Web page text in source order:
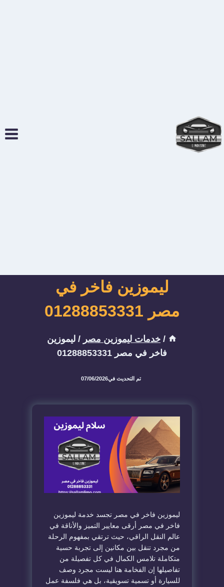
ليموزين فاخر في
مصر 01288853331
/ خدمات ليموزين مصر / ليموزين
فاخر في مصر 01288853331
تم التحديث في07/06/2026
ليموزين فاخر في مصر تجسد خدمة ليموزين
فاخر في مصر أرقى معايير التميز والأناقة في
عالم النقل الراقي، حيث ترتقي بمفهوم الرحلة
من مجرد تنقل بين مكانين إلى تجربة حسية
متكاملة تلامس الكمال في كل تفصيلة من
تفاصيلها إن الفخامة هنا ليست مجرد وصف
للسيارة أو تسمية تسويقية، بل هي فلسفة عمل